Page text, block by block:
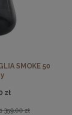
SMOKE 50
zł
1 359,00 zł